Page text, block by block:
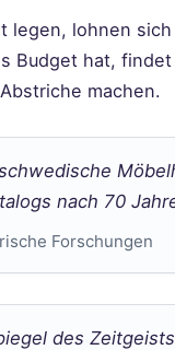
legen, lohnen
Budget hat,
machen.
nach 70
Forschungen
des